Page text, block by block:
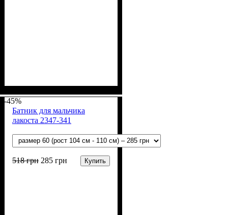
хлопок)
-45%
Батник для мальчика
лакоста 2347-341
518грн 285 грн Купить